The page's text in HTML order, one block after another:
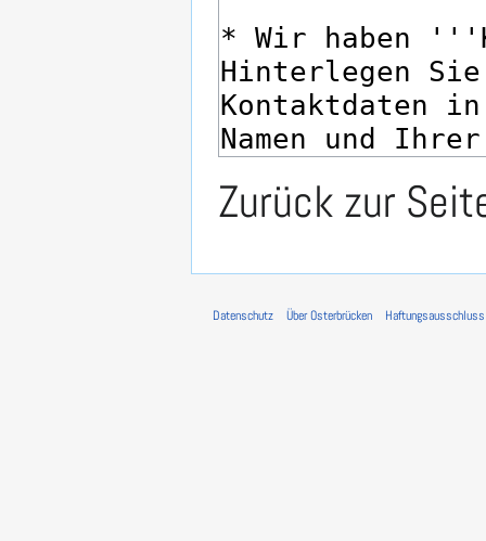
Zurück zur
Datenschutz Über Osterbrücken Haftungsausschluss